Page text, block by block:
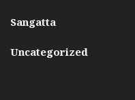
Sangatta
Uncategorized